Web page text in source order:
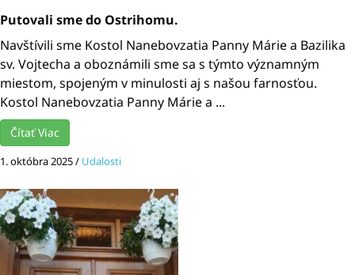
Putovali sme do Ostrihomu.
Navštívili sme Kostol Nanebovzatia Panny Márie a Bazilika
sv. Vojtecha a oboznámili sme sa s týmto významným
miestom, spojeným v minulosti aj s našou farnosťou.
Kostol Nanebovzatia Panny Márie a ...
Čítať Viac
1. októbra 2025/ Udalosti